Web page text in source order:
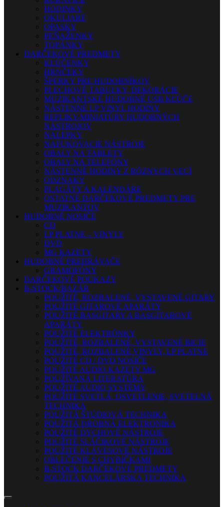
HODINKY
OKULIARE
OPASKY
PEŇAŽENKY
TOPÁNKY
DARČEKOVÉ PREDMETY
KĽÚČENKY
HRNČEKY
ŠPERKY PRE HUDOBNÍKOV
PLECHOVÉ TABUĽKY, DEKORÁCIE
MUZIKANTSKÉ HUDOBNÉ USB KĽÚČE
NÁSTENNÉ LP VINYL HODINY
REPLIKY-MINIATÚRY HUDOBNÝCH
NÁSTROJOV
NÁLEPKY
NAFUKOVACIE NÁSTROJE
OBALY NA TABLETY
OBALY NA TELEFÓNY
NÁSTENNÉ HODINY Z RÔZNYCH VECÍ
ODZNAKY
PLAGÁTY A KALENDÁRE
OSTATNÉ DARČEKOVÉ PREDMETY PRE
MUZIKANTOV
HUDOBNÉ NOSIČE
CD
LP PLATNE – VINYLY
DVD
MG KAZETY
HUDOBNÉ PREHRÁVAČE
GRAMOFÓNY
DARČEKOVÉ POUKAZY
B-STOCK/BAZÁR
POUŽITÉ, ROZBALENÉ, VYSTAVENÉ GITARY
POUŽITÉ GITAROVÉ APARÁTY
POUŽITÉ BASGITARY A BASGITAROVÉ
APARÁTY
POUŽITÉ ELEKTRÓNKY
POUŽITÉ, ROZBALENÉ, VYSTAVENÉ BICIE
POUŽITÉ, ROZBALENÉ VINYLY, LP PLATNE
POUŽITÉ CD / DVD NOSIČE
POUŽITÉ AUDIO KAZETY MG
POUŽÍVANÁ LITERATÚRA
POUŽITÉ AUDIO SYSTÉMY
POUŽITÉ SVETLÁ, OSVETLENIE, SVETELNÁ
TECHNIKA
POUŽITÁ ŠTÚDIOVÁ TECHNIKA
POUŽITÁ DROBNÁ ELEKTRONIKA
POUŽITÉ DYCHOVÉ NÁSTROJE
POUŽITÉ SLÁČIKOVÉ NÁSTROJE
POUŽITÉ KLÁVESOVÉ NÁSTROJE
OBLEČENIE S CHYBIČKAMI
B-STOCK DARČEKOVÉ PREDMETY
POUŽITÁ KANCELÁRSKA TECHNIKA